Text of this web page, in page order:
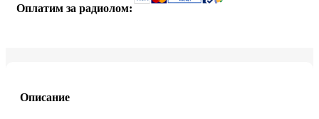
Оплатим за радиолом:
Описание